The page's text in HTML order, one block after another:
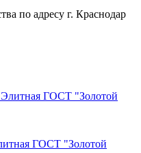
по адресу г. Краснодар
ГОСТ "Золотой